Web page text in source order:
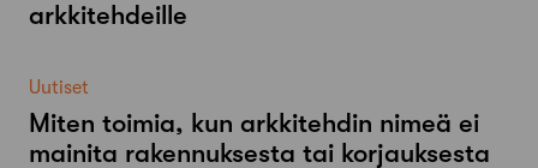
arkkitehdeille
Uutiset
Miten toimia, kun arkkitehdin nimeä ei
mainita rakennuksesta tai korjauksesta